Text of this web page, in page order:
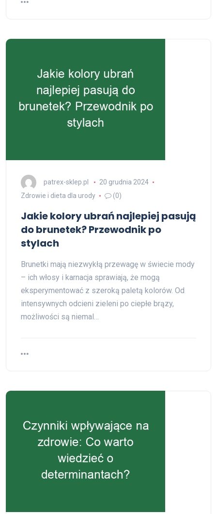
patrex-sklep.pl
20 grudnia 2024
Zdrowie i dieta dla urody
(0)
Jakie kolory ubrań najlepiej pasują
do brunetek? Przewodnik po
stylach
Brunetki mają niezwykłą przewagę w świecie mody
– ich włosy i karnacja sprawiają, że mogą
eksperymentować z szeroką paletą kolorów. Od
intensywnych odcieni zieleni po ciepłe brązy,
możliwości są niemal…